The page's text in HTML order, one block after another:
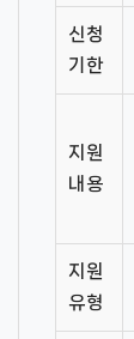
신청
기한
지원
내용
지원
유형